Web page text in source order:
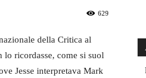
629
della Critica al
lo ricordasse, come si suol
Jesse interpretava Mark